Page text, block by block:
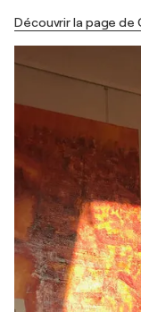
Découvrir la page de